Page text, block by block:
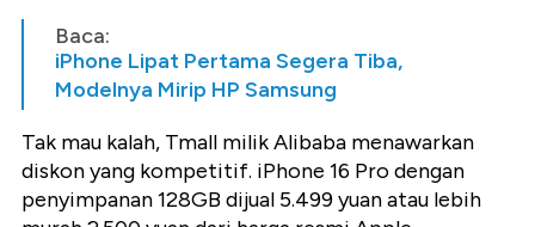
Baca:
iPhone Lipat Pertama Segera Tiba,
Modelnya Mirip HP Samsung
Tak mau kalah, Tmall milik Alibaba menawarkan
diskon yang kompetitif. iPhone 16 Pro dengan
penyimpanan 128GB dijual 5.499 yuan atau lebih